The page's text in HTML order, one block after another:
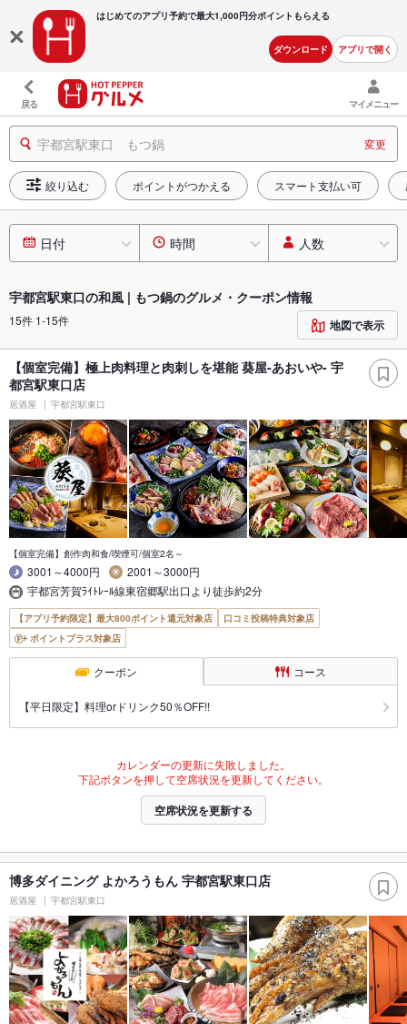
はじめてのアプリ予約で最大1,000円分ポイントもらえる
ダウンロード アプリで開く
戻る マイメニュー
宇都宮駅東口 もつ鍋 変更
絞り込む ポイントがつかえる スマート支払い可
日付 時間 人数
宇都宮駅東口の和風 | もつ鍋のグルメ・クーポン情報
15件 1-15件 地図で表示
【個室完備】極上肉料理と肉刺しを堪能 葵屋-あおいや- 宇
都宮駅東口店
居酒屋 宇都宮駅東口
【個室完備】創作肉和食/喫煙可/個室2名～
3001～4000円
2001～3000円
宇都宮芳賀ﾗｲﾄﾚｰﾙ線東宿郷駅出口より徒歩約2分
【アプリ予約限定】最大800ポイント還元対象店
口コミ投稿特典対象店
ポイントプラス対象店
クーポン コース
【平日限定】料理orドリンク50％OFF!!
カレンダーの更新に失敗しました。
下記ボタンを押して空席状況を更新してください。
空席状況を更新する
博多ダイニング よかろうもん 宇都宮駅東口店
居酒屋 宇都宮駅東口